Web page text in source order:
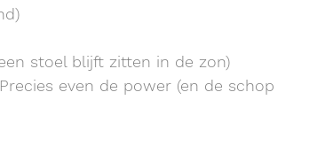
stoel blijft zitten in de zon)
even de power (en de schop